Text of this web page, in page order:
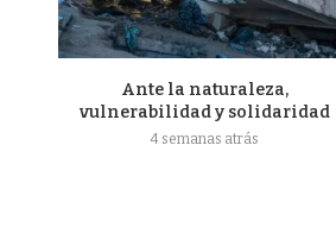
Ante la naturaleza,
vulnerabilidad y solidaridad
4 semanas atrás